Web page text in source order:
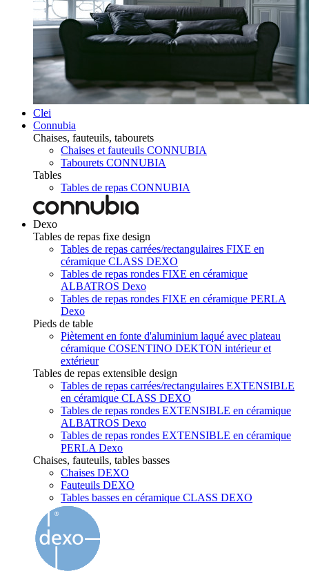
Clei
Connubia
Chaises, fauteuils, tabourets
Chaises et fauteuils CONNUBIA
Tabourets CONNUBIA
Tables
Tables de repas CONNUBIA
Dexo
Tables de repas fixe design
Tables de repas carrées/rectangulaires FIXE en
céramique CLASS DEXO
Tables de repas rondes FIXE en céramique
ALBATROS Dexo
Tables de repas rondes FIXE en céramique PERLA
Dexo
Pieds de table
Piètement en fonte d'aluminium laqué avec plateau
céramique COSENTINO DEKTON intérieur et
extérieur
Tables de repas extensible design
Tables de repas carrées/rectangulaires EXTENSIBLE
en céramique CLASS DEXO
Tables de repas rondes EXTENSIBLE en céramique
ALBATROS Dexo
Tables de repas rondes EXTENSIBLE en céramique
PERLA Dexo
Chaises, fauteuils, tables basses
Chaises DEXO
Fauteuils DEXO
Tables basses en céramique CLASS DEXO